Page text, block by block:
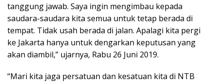
tanggung jawab. Saya ingin mengimbau kepada
saudara-saudara kita semua untuk tetap berada di
tempat. Tidak usah berada di jalan. Apalagi kita pergi
ke Jakarta hanya untuk dengarkan keputusan yang
akan diambil,” ujarnya, Rabu 26 Juni 2019.
“Mari kita jaga persatuan dan kesatuan kita di NTB